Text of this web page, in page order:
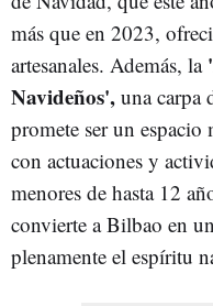
más que en 2023,
artesanales. Además, la
Navideños', una carpa
promete ser un espacio
con actuaciones y
menores de hasta 12
convierte a Bilbao en
plenamente el espíritu